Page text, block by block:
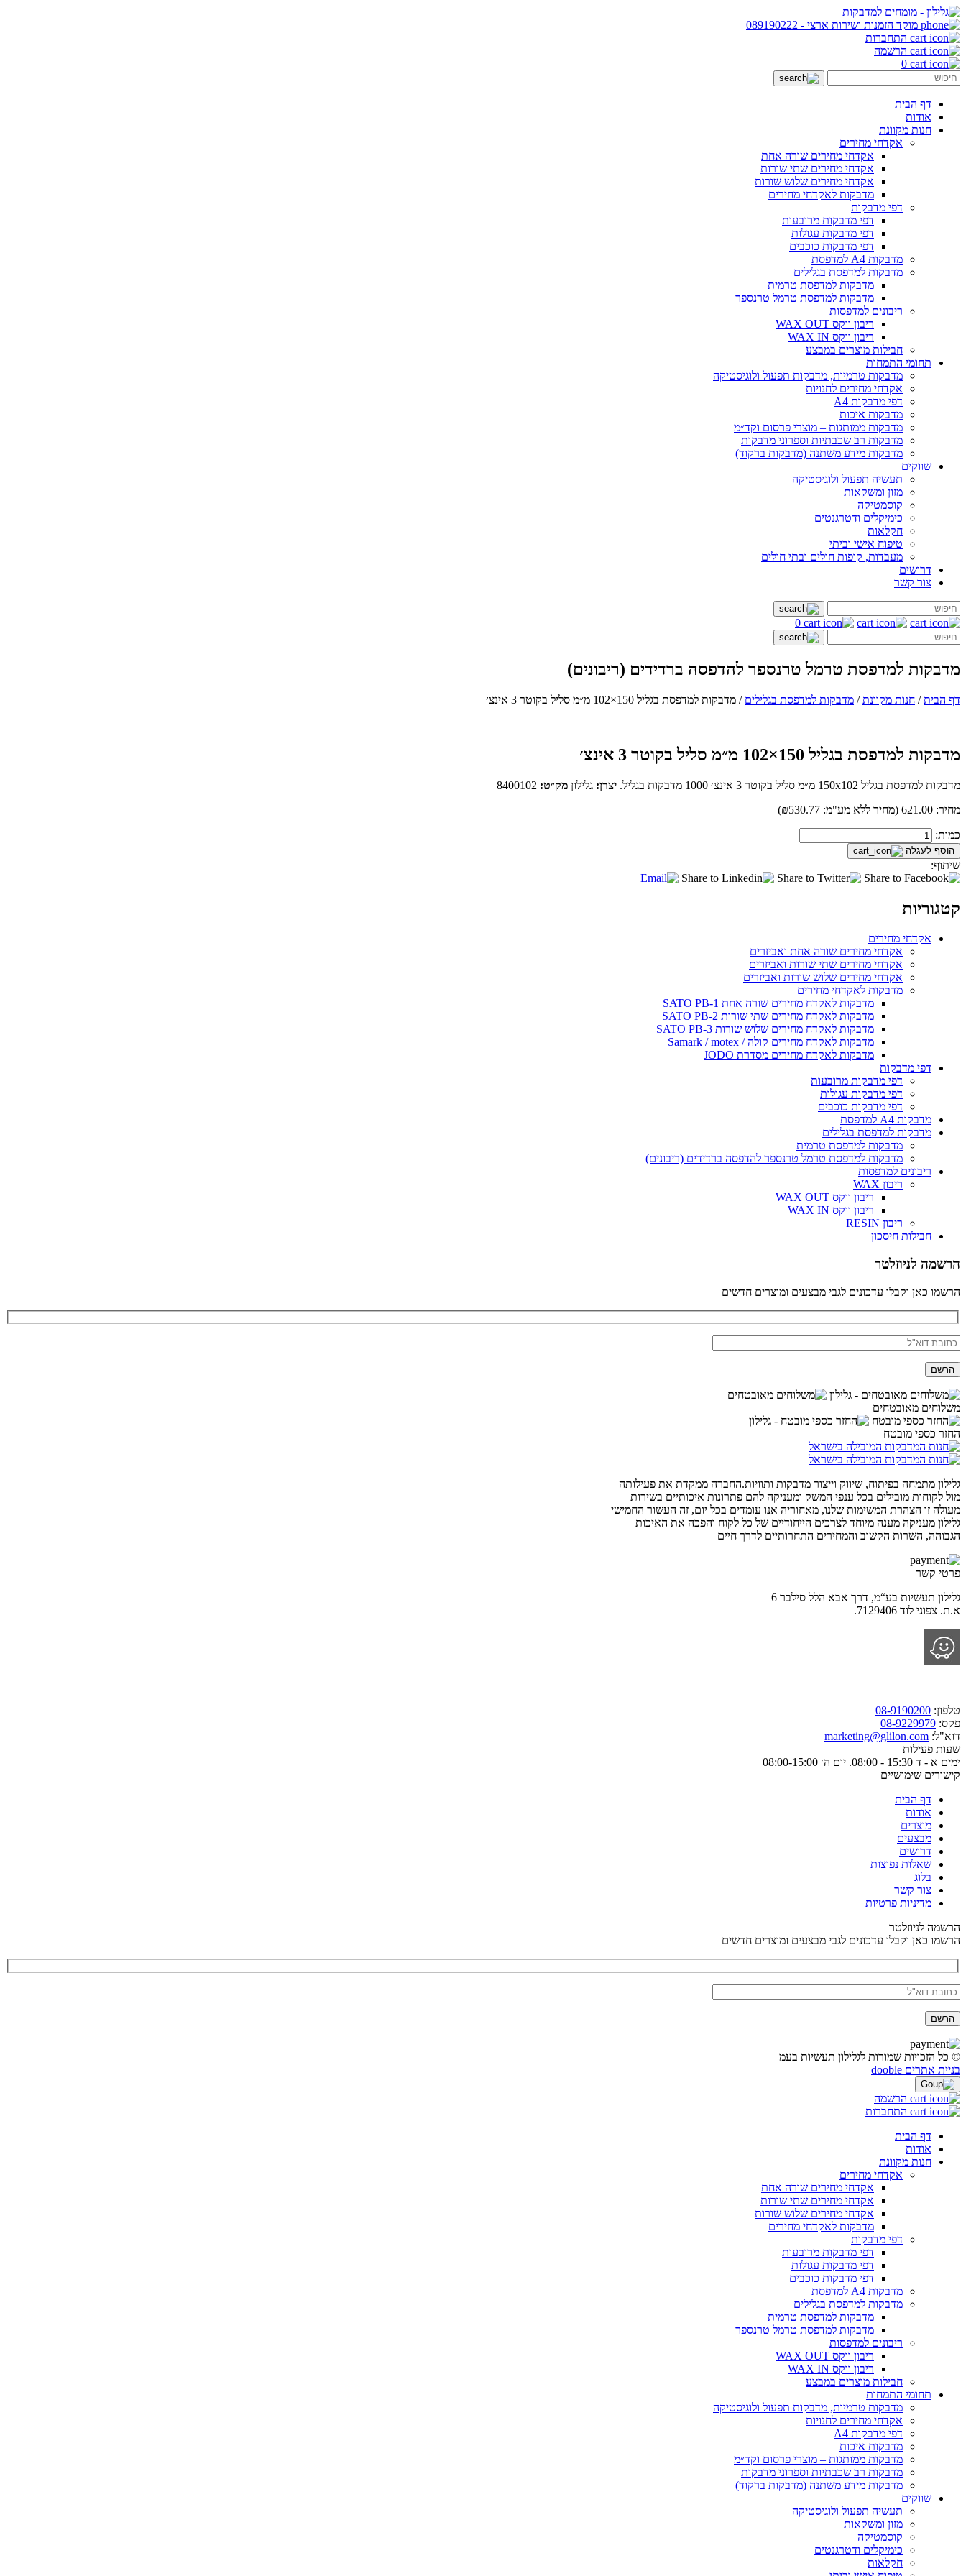
מוקד הזמנות ושירות ארצי -
089190222
התחברות
הרשמה
0
דף הבית
אודות
חנות מקוונת
אקדחי מחירים
אקדחי מחירים שורה אחת
אקדחי מחירים שתי שורות
אקדחי מחירים שלוש שורות
מדבקות לאקדחי מחירים
דפי מדבקות
דפי מדבקות מרובעות
דפי מדבקות עגולות
דפי מדבקות כוכבים
מדבקות A4 למדפסת
מדבקות למדפסת בגלילים
מדבקות למדפסת טרמית
מדבקות למדפסת טרמל טרנספר
ריבונים למדפסות
ריבון ווקס WAX OUT
ריבון ווקס WAX IN
חבילות מוצרים במבצע
תחומי התמחות
מדבקות טרמיות, מדבקות תפעול ולוגיסטיקה
אקדחי מחירים לחנויות
דפי מדבקות A4
מדבקות איכות
מדבקות ממותגות – מוצרי פרסום וקד״מ
מדבקות רב שכבתיות וספרוני מדבקות
מדבקות מידע משתנה (מדבקות ברקוד)
שווקים
תעשיה תפעול ולוגיסטיקה
מזון ומשקאות
קוסמטיקה
כימיקלים ודטרגנטים
חקלאות
טיפוח אישי וביתי
מעבדות, קופות חולים ובתי חולים
דרושים
צור קשר
0
מדבקות למדפסת טרמל טרנספר להדפסה ברדידים (ריבונים)
דף הבית/ חנות מקוונת/ מדבקות למדפסת בגלילים / מדבקות למדפסת בגליל 150×102 מ״מ סליל בקוטר 3 אינצ׳
מדבקות למדפסת בגליל 150×102 מ״מ סליל בקוטר 3 אינצ׳
מדבקות למדפסת בגליל 150x102 מ״מ סליל בקוטר 3 אינצ׳ 1000 מדבקות בגליל. יצרן: גלילון מק״ט:
מחיר: 621.00
(מחיר ללא מע"מ: ₪530.77
)
כמות
כמות:
הוסף לעגלה
שיתוף:
קטגוריות
אקדחי מחירים
אקדחי מחירים שורה אחת ואביזרים
אקדחי מחירים שתי שורות ואביזרים
אקדחי מחירים שלוש שורות ואביזרים
מדבקות לאקדחי מחירים
מדבקות לאקדח מחירים שורה אחת SATO PB-1
מדבקות לאקדח מחירים שתי שורות SATO PB-2
מדבקות לאקדח מחירים שלוש שורות SATO PB-3
מדבקות לאקדח מחירים קולה / Samark / motex
מדבקות לאקדח מחירים מסדרת JODO
דפי מדבקות
דפי מדבקות מרובעות
דפי מדבקות עגולות
דפי מדבקות כוכבים
מדבקות A4 למדפסת
מדבקות למדפסת בגלילים
מדבקות למדפסת טרמית
מדבקות למדפסת טרמל טרנספר להדפסה ברדידים (ריבונים)
ריבונים למדפסות
ריבון WAX
ריבון ווקס WAX OUT
ריבון ווקס WAX IN
ריבון RESIN
חבילות חיסכון
הרשמה לניוזלטר
הרשמו כאן וקבלו עדכונים לגבי מבצעים ומוצרים חדשים
משלוחים מאובטחים
החזר כספי מובטח
גלילון מתמחה בפיתוח, שיווק וייצור מדבקות ותוויות.החברה ממקדת את פעילותה
מול לקוחות מובילים בכל ענפי המשק ומעניקה להם פתרונות איכותיים בשירות
מעולה זו הצהרת המשימות שלנו, מאחוריה אנו עומדים בכל יום, זה העשור החמישי
גלילון מעניקה מענה מיוחד לצרכים הייחודיים של כל לקוח והפכה את האיכות
הגבוהה, השרות הקשוב והמחירים התחרותיים לדרך חיים
פרטי קשר
גלילון תעשיות בע“מ, דרך אבא הלל סילבר 6
א.ת. צפוני לוד 7129406.
טלפון: 08-9190200
פקס: 08-9229979
דוא"ל: marketing@glilon.com
שעות פעילות
ימים א - ד 15:30 - 08:00. יום ה׳ 08:00-15:00
קישורים שימושיים
דף הבית
אודות
מוצרים
מבצעים
דרושים
שאלות נפוצות
בלוג
צור קשר
מדיניות פרטיות
הרשמה לניוזלטר
הרשמו כאן וקבלו עדכונים לגבי מבצעים ומוצרים חדשים
© כל הזכויות שמורות לגלילון תעשיות בעמ
בניית אתרים dooble
הרשמה
התחברות
דף הבית
אודות
חנות מקוונת
אקדחי מחירים
אקדחי מחירים שורה אחת
אקדחי מחירים שתי שורות
אקדחי מחירים שלוש שורות
מדבקות לאקדחי מחירים
דפי מדבקות
דפי מדבקות מרובעות
דפי מדבקות עגולות
דפי מדבקות כוכבים
מדבקות A4 למדפסת
מדבקות למדפסת בגלילים
מדבקות למדפסת טרמית
מדבקות למדפסת טרמל טרנספר
ריבונים למדפסות
ריבון ווקס WAX OUT
ריבון ווקס WAX IN
חבילות מוצרים במבצע
תחומי התמחות
מדבקות טרמיות, מדבקות תפעול ולוגיסטיקה
אקדחי מחירים לחנויות
דפי מדבקות A4
מדבקות איכות
מדבקות ממותגות – מוצרי פרסום וקד״מ
מדבקות רב שכבתיות וספרוני מדבקות
מדבקות מידע משתנה (מדבקות ברקוד)
שווקים
תעשיה תפעול ולוגיסטיקה
מזון ומשקאות
קוסמטיקה
כימיקלים ודטרגנטים
חקלאות